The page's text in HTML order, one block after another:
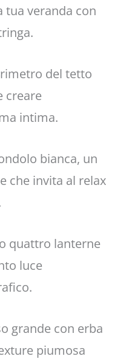
tua veranda con
del tetto
creare
intima.
bianca, un
che invita al relax
quattro lanterne
luce
grande con erba
piumosa